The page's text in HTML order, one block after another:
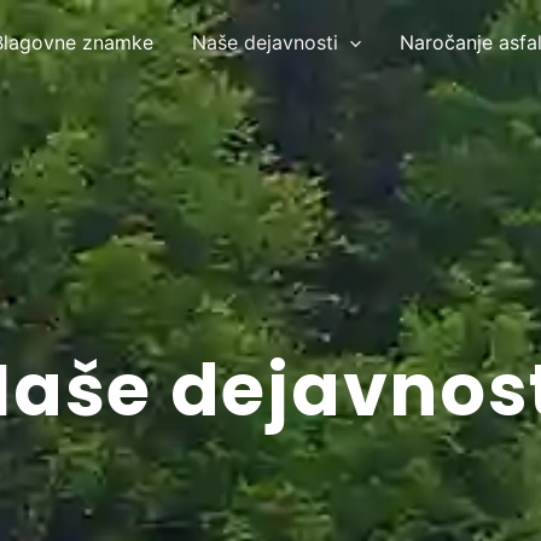
znamke Naše dejavnosti Naročanje